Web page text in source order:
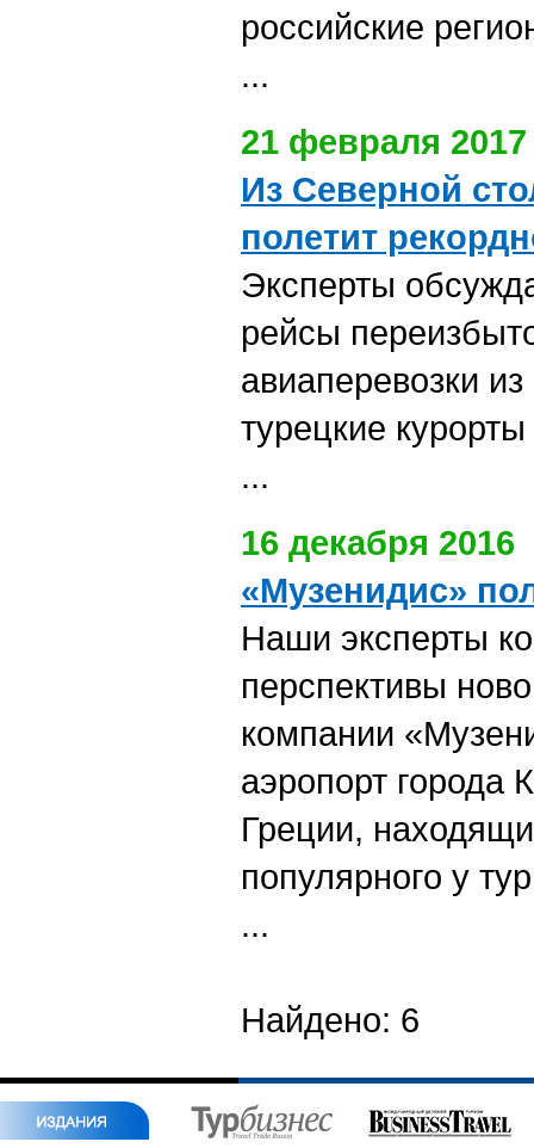
российские
...
21 февраля 2017
Из Северной
полетит
Эксперты
рейсы
авиаперевозки
турецкие курорты
...
16 декабря 2016
«Музенидис»
Наши эксперты
перспективы
компании
аэропорт города
Греции,
популярного у
...
Найдено: 6